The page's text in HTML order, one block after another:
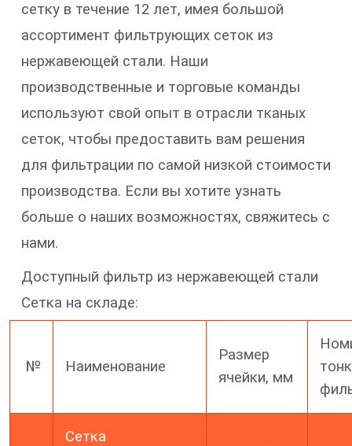
сетку в течение 12 лет, имея большой
ассортимент фильтрующих сеток из
нержавеющей стали. Наши
производственные и торговые команды
используют свой опыт в отрасли тканых
сеток, чтобы предоставить вам решения
для фильтрации по самой низкой стоимости
производства. Если вы хотите узнать
больше о наших возможностях, свяжитесь с
нами.
Доступный фильтр из нержавеющей стали
Сетка на складе:
№ Наименование
Размер
ячейки, мм
Сетка